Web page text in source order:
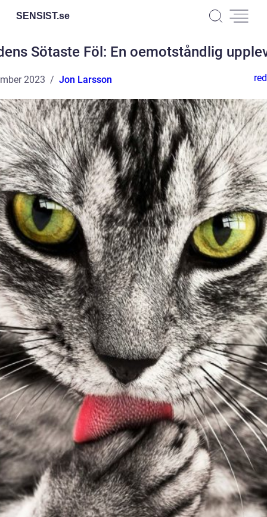
SENSIST.se
Sötaste Föl: En oemotståndlig
2023 Jon Larsson